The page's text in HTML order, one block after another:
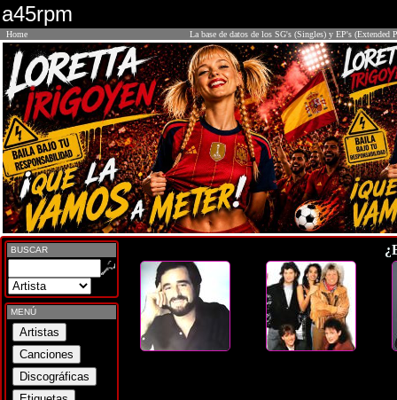
a45rpm
Home La base de datos de los SG's (Singles) y EP's (Extended
BUSCAR
MENÚ